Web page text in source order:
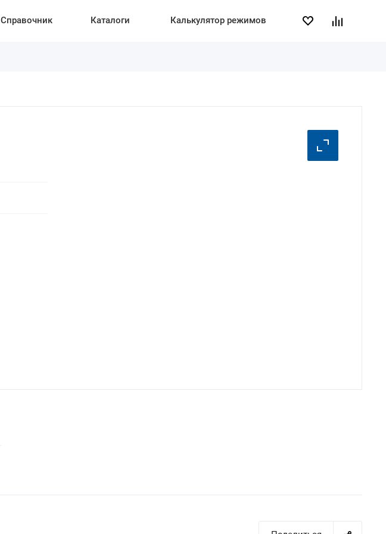
Справочник Каталоги Калькулятор режимов